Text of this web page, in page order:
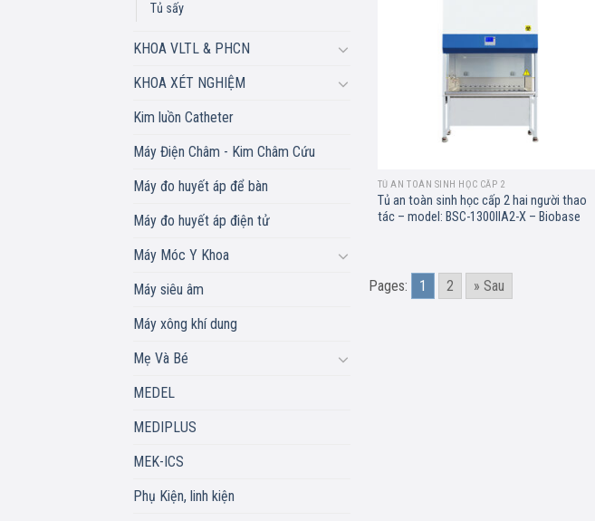
Tủ sấy
KHOA VLTL & PHCN
KHOA XÉT NGHIỆM
Kim luồn Catheter
Máy Điện Châm - Kim Châm Cứu
Máy đo huyết áp để bàn
Máy đo huyết áp điện tử
Máy Móc Y Khoa
Máy siêu âm
Máy xông khí dung
Mẹ Và Bé
MEDEL
MEDIPLUS
MEK-ICS
Phụ Kiện, linh kiện
TỦ AN TOÀN SINH HỌC CẤP 2
Tủ an toàn sinh học cấp 2 hai người thao
tác – model: BSC-1300IIA2-X – Biobase
Pages: 1 2 » Sau